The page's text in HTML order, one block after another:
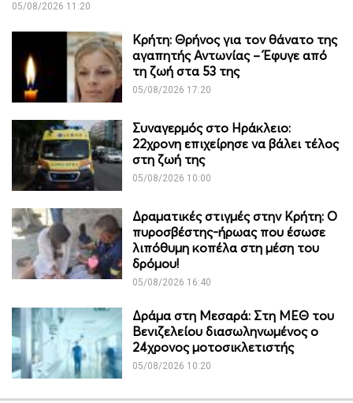
05/08/2026 11:20
Κρήτη: Θρήνος για τον θάνατο της
αγαπητής Αντωνίας – Έφυγε από
τη ζωή στα 53 της
05/08/2026 17:20
Συναγερμός στο Ηράκλειο:
22χρονη επιχείρησε να βάλει τέλος
στη ζωή της
05/08/2026 10:00
Δραματικές στιγμές στην Κρήτη: Ο
πυροσβέστης-ήρωας που έσωσε
λιπόθυμη κοπέλα στη μέση του
δρόμου!
05/08/2026 16:40
Δράμα στη Μεσαρά: Στη ΜΕΘ του
Βενιζελείου διασωληνωμένος ο
24χρονος μοτοσικλετιστής
05/08/2026 10:20